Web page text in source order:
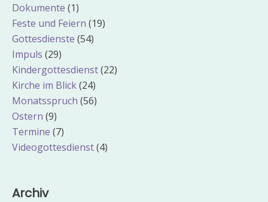
Dokumente (1)
Feste und Feiern (19)
Gottesdienste (54)
Impuls (29)
Kindergottesdienst(22)
Kirche im Blick(24)
Monatsspruch (56)
Ostern (9)
Termine (7)
Videogottesdienst(4)
Archiv